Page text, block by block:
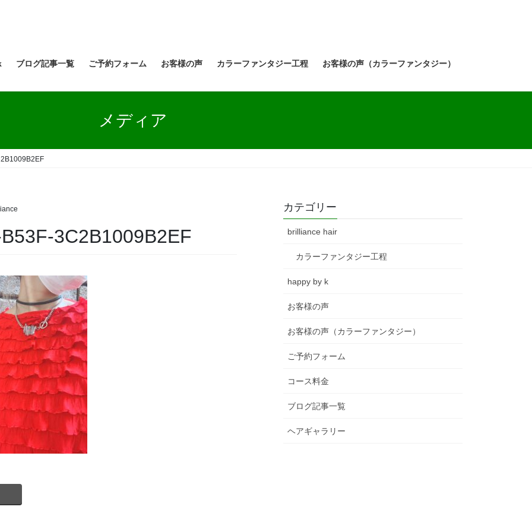
ブログ記事一覧 ご予約フォーム お客様の声 カラーファンタジー工程 お客様の声（カラーファンタジー）
メディア
3C2B1009B2EF
カテゴリー
brilliance hair
カラーファンタジー工程
happy by k
お客様の声
お客様の声（カラーファンタジー）
ご予約フォーム
コース料金
ブログ記事一覧
ヘアギャラリー